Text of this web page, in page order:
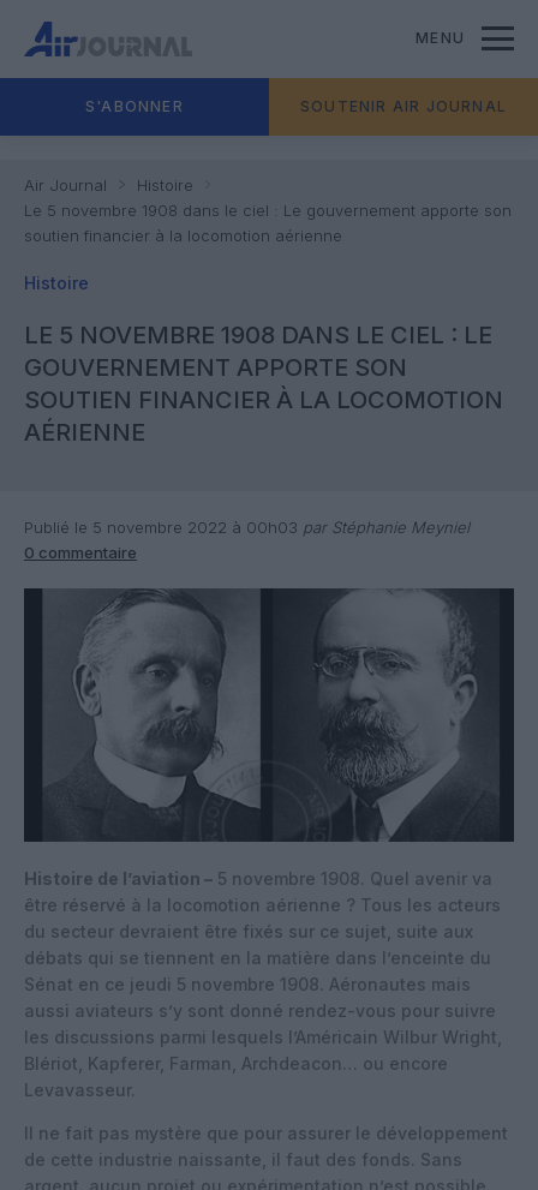
MENU
S'ABONNER SOUTENIR AIR JOURNAL
Air Journal
Histoire
Le 5 novembre 1908 dans le ciel : Le gouvernement apporte son
soutien financier à la locomotion aérienne
Histoire
LE 5 NOVEMBRE 1908 DANS LE CIEL : LE
GOUVERNEMENT APPORTE SON
SOUTIEN FINANCIER À LA LOCOMOTION
AÉRIENNE
Publié le 5 novembre 2022 à 00h03 par Stéphanie Meyniel
0 commentaire
Histoire de l’aviation – 5 novembre 1908. Quel avenir va
être réservé à la locomotion aérienne ? Tous les acteurs
du secteur devraient être fixés sur ce sujet, suite aux
débats qui se tiennent en la matière dans l’enceinte du
Sénat en ce jeudi 5 novembre 1908. Aéronautes mais
aussi aviateurs s’y sont donné rendez-vous pour suivre
les discussions parmi lesquels l’Américain Wilbur Wright,
Blériot, Kapferer, Farman, Archdeacon… ou encore
Levavasseur.
Il ne fait pas mystère que pour assurer le développement
de cette industrie naissante, il faut des fonds. Sans
argent, aucun projet ou expérimentation n’est possible.